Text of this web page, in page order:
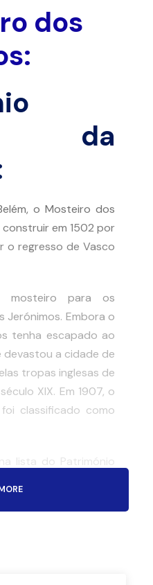
dos
da
o Mosteiro dos
em 1502 por
o regresso de Vasco
mosteiro para os
Jerónimos. Embora o
tenha escapado ao
a cidade de
tropas inglesas de
XIX. Em 1907, o
classificado como
lista do Património